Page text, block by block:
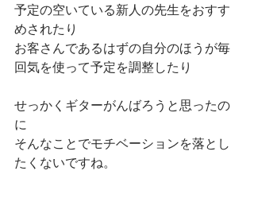
予定の空いている新人の先生をおすす
めされたり
お客さんであるはずの自分のほうが毎
回気を使って予定を調整したり
せっかくギターがんばろうと思ったの
に
そんなことでモチベーションを落とし
たくないですね。